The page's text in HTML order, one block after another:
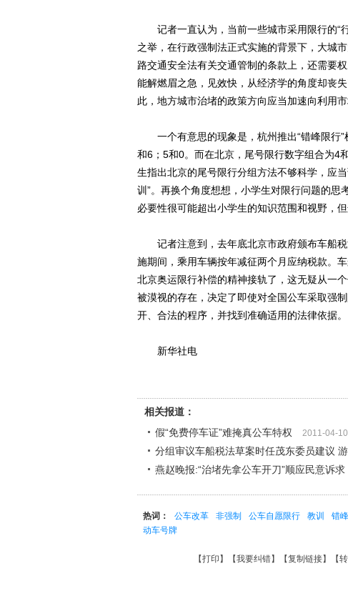
记者一直认为，当前一些城市采用限行的“
之举，在行政强制法正式实施的背景下，大城
路交通安全法有关交通管制的条款上，还需要
能解燃眉之急，见效快，从经济学的角度却丧
此，地方城市治堵的政策方向应当加速向利用
一个有意思的现象是，杭州推出“错峰限行”
和6；5和0。而在北京，尾号限行数字组合为4
生指出北京的尾号限行分组方法不够科学，应
训”。再换个角度想想，小学生对限行问题的
必要性很可能超出小学生的知识范围和视野，
记者注意到，去年底北京市政府颁布车船税
施期间，乘用车辆按年减征两个月应纳税款。
北京奥运限行补偿的精神接轨了，这无疑从一
被漠视的存在，决定了即使对全国公车采取强
开、合法的程序，并找到准确适用的法律依据。
新华社电
相关报道：
假“免费停车证”难掩真公车特权
2011-04-10
分组审议车船税法草案时任茂东委员建议
燕赵晚报:“治堵先拿公车开刀”顺应民意诉求
热词： 公车改革 非强制 公车自愿限行 教训 错峰
动车号牌
【打印 】【我要纠错】【复制链接】【